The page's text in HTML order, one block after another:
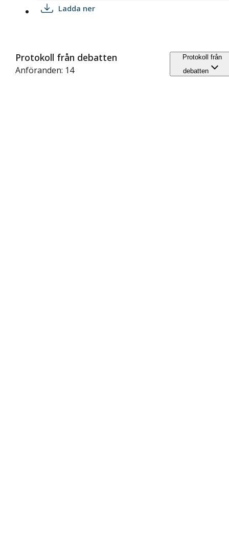
Ladda ner
Protokoll från debatten
Anföranden: 14
Protokoll från
debatten